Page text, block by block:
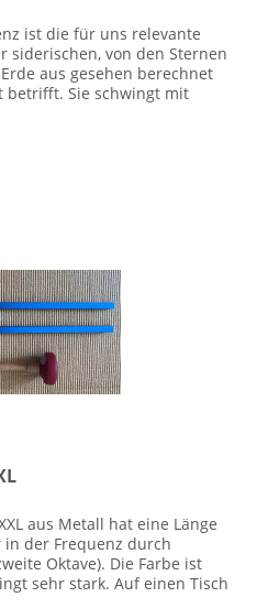
ist die für uns relevante
siderischen, von den Sternen
aus gesehen berechnet
betrifft. Sie schwingt mit
aus Metall hat eine Länge
der Frequenz durch
Oktave). Die Farbe ist
sehr stark. Auf einen Tisch